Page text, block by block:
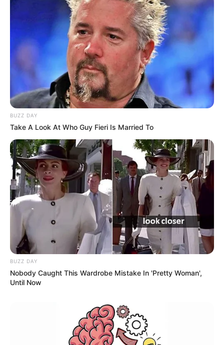
BUZZ DAY
Take A Look At Who Guy Fieri Is Married To
BUZZ DAY
Nobody Caught This Wardrobe Mistake In 'Pretty Woman',
Until Now